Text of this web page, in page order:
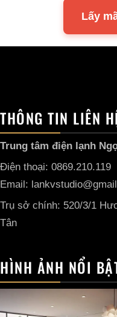
Lấy
THÔNG TIN LIÊN
Trung tâm điện lạnh
Điện thoại: 0869.210.119
Email:
Trụ sở chính: 520/3/1
Tân
HÌNH ẢNH NỔI